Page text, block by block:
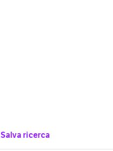
Salva ricerca